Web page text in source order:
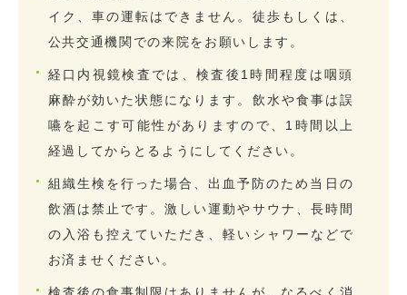
イク、車の運転はできません。徒歩もしくは、
公共交通機関での来院をお願いします。
経口内視鏡検査では、検査後1時間程度は咽頭
麻酔が効いた状態になります。飲水や食事は誤
嚥を起こす可能性がありますので、1時間以上
経過してからとるようにしてください。
組織生検を行った場合、出血予防のため当日の
飲酒は禁止です。激しい運動やサウナ、長時間
の入浴も控えていただき、軽いシャワーなどで
お済ませください。